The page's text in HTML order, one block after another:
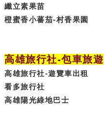
纖立素果苗
橙蜜香小蕃茄-村香果園
高雄旅行社-包車旅遊
高雄旅行社-遊覽車出租
看多旅行社
高雄陽光綠地巴士